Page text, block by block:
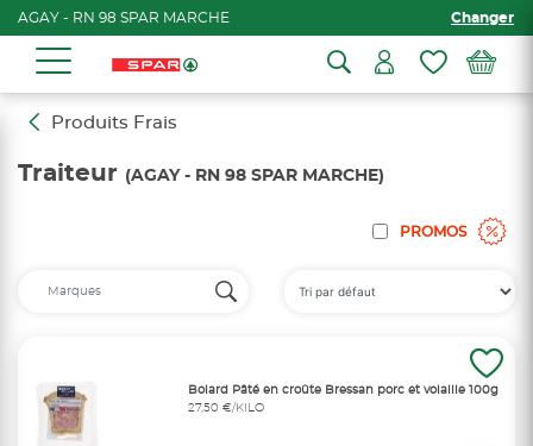
AGAY - RN 98 SPAR MARCHE Changer
Produits Frais
Traiteur (AGAY - RN 98 SPAR MARCHE)
PROMOS
Bolard Pâté en croûte Bressan porc et volaille 100g
27,50 €/KILO